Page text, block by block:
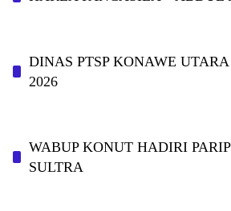
DINAS PTSP KONAWE
2026
WABUP KONUT HADIRI
SULTRA